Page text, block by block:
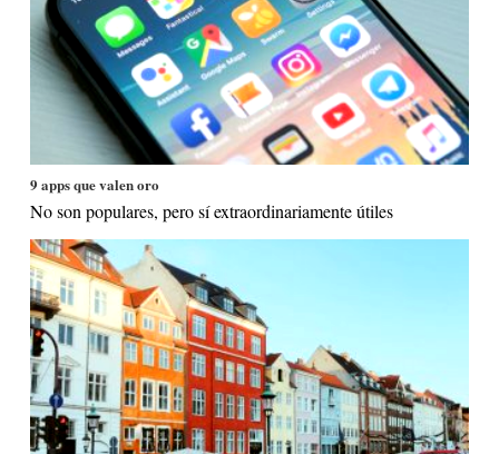
9 apps que valen oro
No son populares, pero sí extraordinariamente útiles